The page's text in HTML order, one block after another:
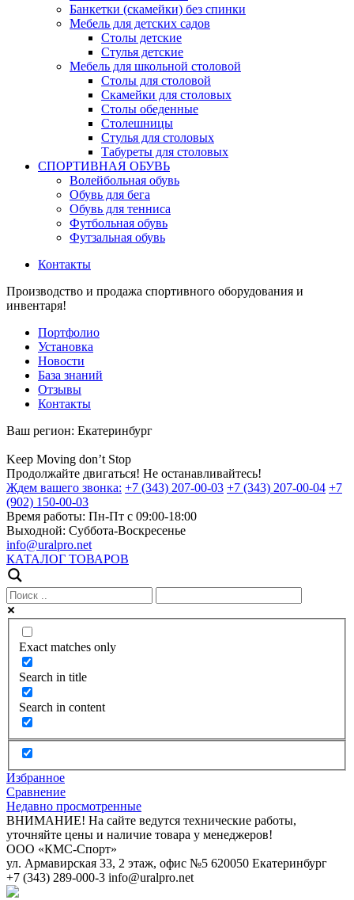
Банкетки (скамейки) без спинки
Мебель для детских садов
Столы детские
Стулья детские
Мебель для школьной столовой
Столы для столовой
Скамейки для столовых
Столы обеденные
Столешницы
Стулья для столовых
Табуреты для столовых
СПОРТИВНАЯ ОБУВЬ
Волейбольная обувь
Обувь для бега
Обувь для тенниса
Футбольная обувь
Футзальная обувь
Контакты
Производство и продажа спортивного оборудования и
инвентаря!
Портфолио
Установка
Новости
База знаний
Отзывы
Контакты
Ваш регион: Екатеринбург
Keep Moving don’t Stop
Продолжайте двигаться! Не останавливайтесь!
Ждем вашего звонка: +7 (343) 207-00-03 +7 (343) 207-00-04 +7
(902) 150-00-03
Время работы: Пн-Пт с 09:00-18:00
Выходной: Суббота-Воскресенье
info@uralpro.net
КАТАЛОГ ТОВАРОВ
Exact matches only
Search in title
Search in content
Избранное
Сравнение
Недавно просмотренные
ВНИМАНИЕ! На сайте ведутся технические работы,
уточняйте цены и наличие товара у менеджеров!
ООО «КМС-Спорт»
ул. Армавирская 33, 2 этаж, офис №5 620050 Екатеринбург
+7 (343) 289-000-3 info@uralpro.net